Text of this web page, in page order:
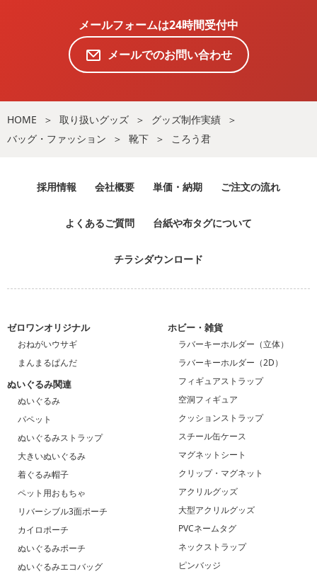
メールフォームは24時間受付中
メールでのお問い合わせ
HOME 取り扱いグッズ
グッズ制作実績
バッグ・ファッション
靴下 ころう君
採用情報 会社概要 単価・納期 ご注文の流れ
よくあるご質問 台紙や布タグについて
チラシダウンロード
ゼロワンオリジナル
おねがいウサギ
まんまるぱんだ
ぬいぐるみ関連
ぬいぐるみ
パペット
ぬいぐるみストラップ
大きいぬいぐるみ
着ぐるみ帽子
ペット用おもちゃ
リバーシブル3面ポーチ
カイロポーチ
ぬいぐるみポーチ
ぬいぐるみエコバッグ
ホビー・雑貨
ラバーキーホルダー（立体）
ラバーキーホルダー（2D）
フィギュアストラップ
空洞フィギュア
クッションストラップ
スチール缶ケース
マグネットシート
クリップ・マグネット
アクリルグッズ
大型アクリルグッズ
PVCネームタグ
ネックストラップ
ピンバッジ